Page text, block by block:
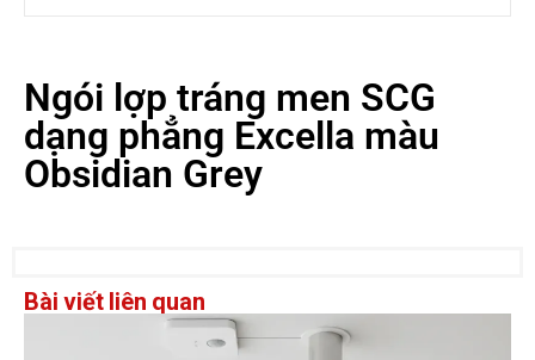
Ngói lợp tráng men SCG
dạng phẳng Excella màu
Obsidian Grey
Bài viết liên quan